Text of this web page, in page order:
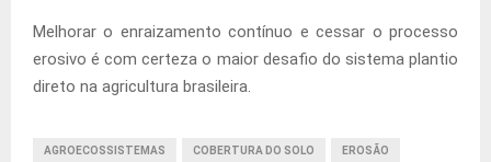
Melhorar o enraizamento contínuo e cessar o processo
erosivo é com certeza o maior desafio do sistema plantio
direto na agricultura brasileira.
AGROECOSSISTEMAS COBERTURA DO SOLO EROSÃO